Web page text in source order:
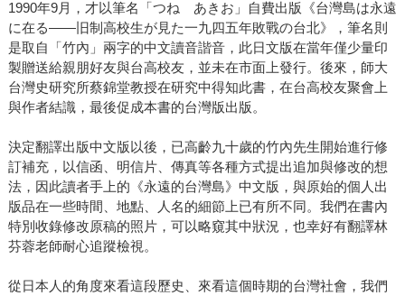
1990年9月，才以筆名「つね あきお」自費出版《台灣島は永遠
に在る——旧制高校生が見た一九四五年敗戰の台北》，筆名則
是取自「竹內」兩字的中文讀音諧音，此日文版在當年僅少量印
製贈送給親朋好友與台高校友，並未在市面上發行。後來，師大
台灣史研究所蔡錦堂教授在研究中得知此書，在台高校友聚會上
與作者結識，最後促成本書的台灣版出版。
決定翻譯出版中文版以後，已高齡九十歲的竹內先生開始進行修
訂補充，以信函、明信片、傳真等各種方式提出追加與修改的想
法，因此讀者手上的《永遠的台灣島》中文版，與原始的個人出
版品在一些時間、地點、人名的細節上已有所不同。我們在書內
特別收錄修改原稿的照片，可以略窺其中狀況，也幸好有翻譯林
芬蓉老師耐心追蹤檢視。
從日本人的角度來看這段歷史、來看這個時期的台灣社會，我們